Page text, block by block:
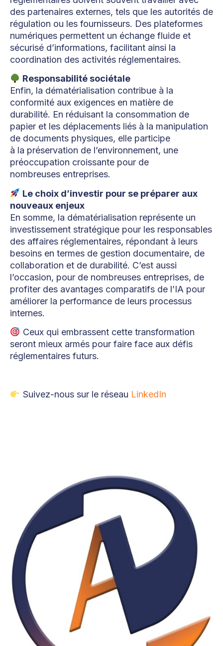
des partenaires externes, tels que les autorités de
régulation ou les fournisseurs. Des plateformes
numériques permettent un échange fluide et
sécurisé d’informations, facilitant ainsi la
coordination des activités réglementaires.
Responsabilité sociétale
Enfin, la dématérialisation contribue à la
conformité aux exigences en matière de
durabilité. En réduisant la consommation de
papier et les déplacements liés à la manipulation
de documents physiques, elle participe
à la préservation de l’environnement, une
préoccupation croissante pour de
nombreuses entreprises.
Le choix d’investir pour se préparer aux
nouveaux enjeux
En somme, la dématérialisation représente un
investissement stratégique pour les responsables
des affaires réglementaires, répondant à leurs
besoins en termes de gestion documentaire, de
collaboration et de durabilité. C’est aussi
l’occasion, pour de nombreuses entreprises, de
profiter des avantages comparatifs de l’IA pour
améliorer la performance de leurs processus
internes.
Ceux qui embrassent cette transformation
seront mieux armés pour faire face aux défis
réglementaires futurs.
Suivez-nous sur le réseau LinkedIn